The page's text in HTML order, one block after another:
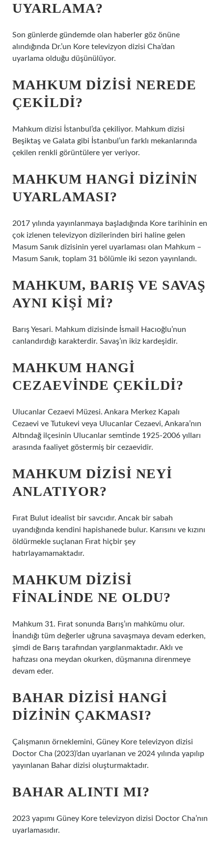
UYARLAMA?
Son günlerde gündemde olan haberler göz önüne
alındığında Dr.’un Kore televizyon dizisi Cha’dan
uyarlama olduğu düşünülüyor.
MAHKUM DIZISI NEREDE
ÇEKILDI?
Mahkum dizisi İstanbul’da çekiliyor. Mahkum dizisi
Beşiktaş ve Galata gibi İstanbul’un farklı mekanlarında
çekilen renkli görüntülere yer veriyor.
MAHKUM HANGI DIZININ
UYARLAMASI?
2017 yılında yayınlanmaya başladığında Kore tarihinin en
çok izlenen televizyon dizilerinden biri haline gelen
Masum Sanık dizisinin yerel uyarlaması olan Mahkum –
Masum Sanık, toplam 31 bölümle iki sezon yayınlandı.
MAHKUM, BARIŞ VE SAVAŞ
AYNI KIŞI MI?
Barış Yesari. Mahkum dizisinde İsmail Hacıoğlu’nun
canlandırdığı karakterdir. Savaş’ın ikiz kardeşidir.
MAHKUM HANGI
CEZAEVINDE ÇEKILDI?
Ulucanlar Cezaevi Müzesi. Ankara Merkez Kapalı
Cezaevi ve Tutukevi veya Ulucanlar Cezaevi, Ankara’nın
Altındağ ilçesinin Ulucanlar semtinde 1925-2006 yılları
arasında faaliyet göstermiş bir cezaevidir.
MAHKUM DIZISI NEYI
ANLATIYOR?
Fırat Bulut idealist bir savcıdır. Ancak bir sabah
uyandığında kendini hapishanede bulur. Karısını ve kızını
öldürmekle suçlanan Fırat hiçbir şey
hatırlayamamaktadır.
MAHKUM DIZISI
FINALINDE NE OLDU?
Mahkum 31. Fırat sonunda Barış’ın mahkûmu olur.
İnandığı tüm değerler uğruna savaşmaya devam ederken,
şimdi de Barış tarafından yargılanmaktadır. Aklı ve
hafızası ona meydan okurken, düşmanına direnmeye
devam eder.
BAHAR DIZISI HANGI
DIZININ ÇAKMASI?
Çalışmanın örneklemini, Güney Kore televizyon dizisi
Doctor Cha (2023)’dan uyarlanan ve 2024 yılında yapılıp
yayınlanan Bahar dizisi oluşturmaktadır.
BAHAR ALINTI MI?
2023 yapımı Güney Kore televizyon dizisi Doctor Cha’nın
uyarlamasıdır.